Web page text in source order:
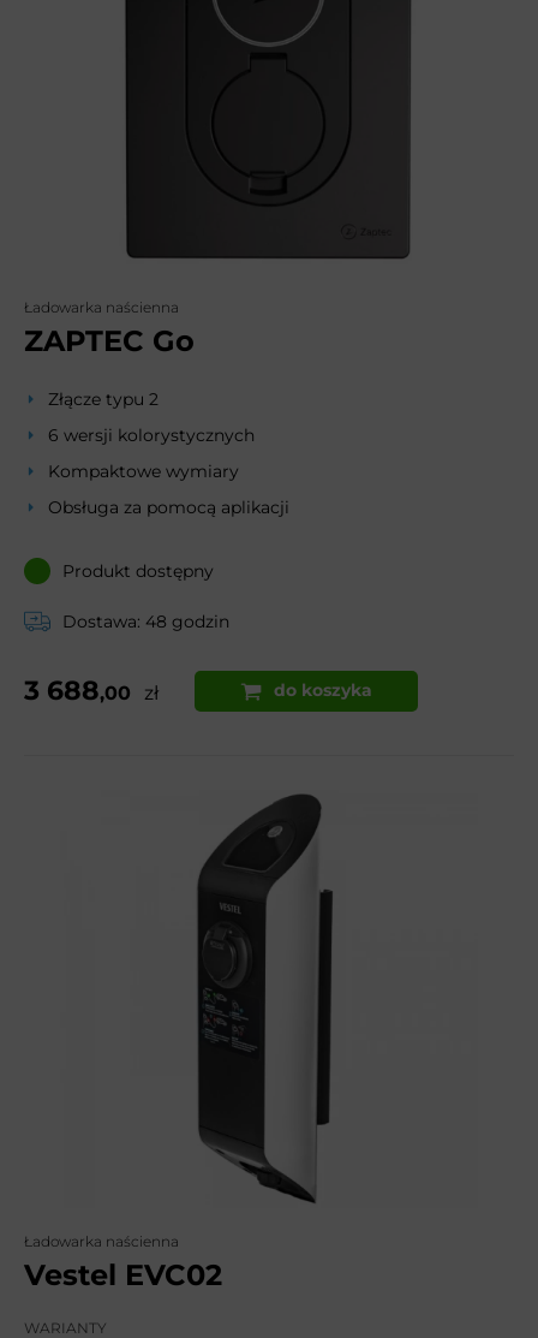
Ładowarka naścienna
ZAPTEC Go
Złącze typu 2
6 wersji kolorystycznych
Kompaktowe wymiary
Obsługa za pomocą aplikacji
Produkt dostępny
Dostawa: 48 godzin
3 688,00 zł do koszyka
Ładowarka naścienna
Vestel EVC02
WARIANTY